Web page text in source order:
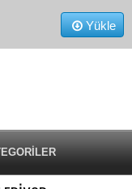
Yükle